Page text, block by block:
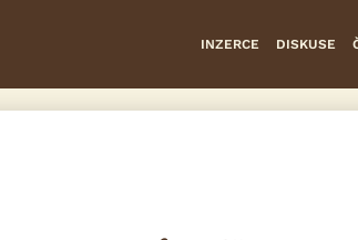
INZERCE DISKUSE